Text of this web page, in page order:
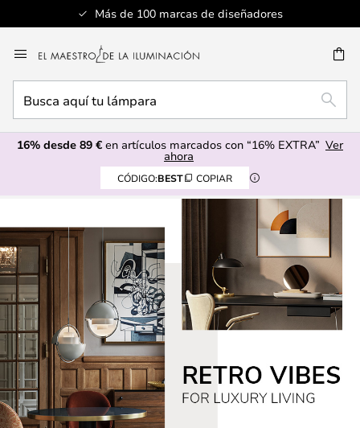
Más de 100 marcas de diseñadores
al
contenido
aquí
tu
lámpara
16% desde 89 € en artículos marcados con “16% EXTRA” Ver
ahora
CÓDIGO:BEST COPIAR